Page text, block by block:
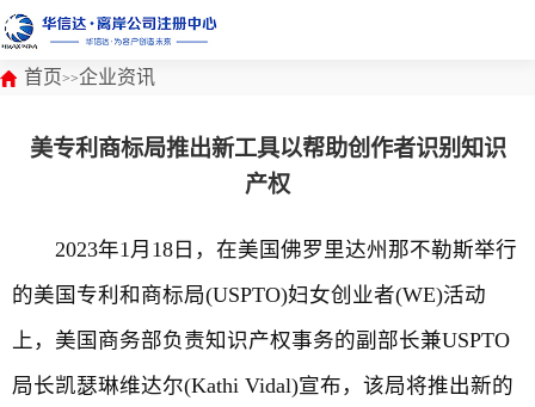
首页>>企业资讯
美专利商标局推出新工具以帮助创作者识别知识
产权
2023年1月18日，在美国佛罗里达州那不勒斯举行
的美国专利和商标局(USPTO)妇女创业者(WE)活动
上，美国商务部负责知识产权事务的副部长兼USPTO
局长凯瑟琳维达尔(Kathi Vidal)宣布，该局将推出新的